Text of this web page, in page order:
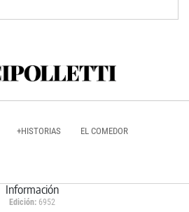
+HISTORIAS EL COMEDOR
Información
Edición: 6952